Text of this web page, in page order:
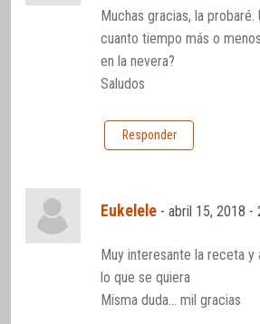
Muchas gracias, la probaré.
cuanto tiempo más o
en la nevera?
Saludos
Responder
Eukelele -abril 15, 2018 -
Muy interesante la receta y
lo que se quiera
Misma duda… mil gracias